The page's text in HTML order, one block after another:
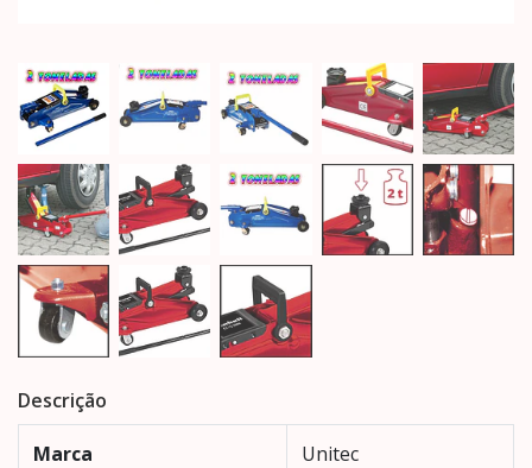
Descrição
Marca Unitec